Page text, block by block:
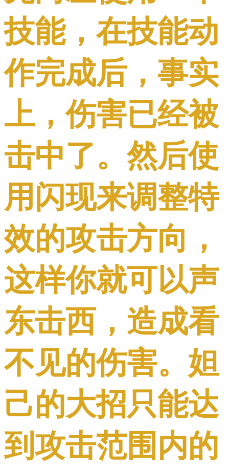
技能，在技能动
作完成后，事实
上，伤害已经被
击中了。然后使
用闪现来调整特
效的攻击方向，
这样你就可以声
东击西，造成看
不见的伤害。妲
己的大招只能达
到攻击范围内的